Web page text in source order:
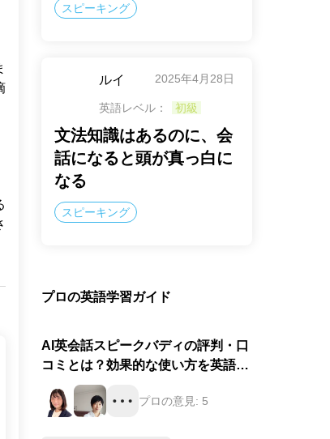
スピーキング
ルイ 2025年4月28日
英語レベル： 初級
文法知識はあるのに、会
話になると頭が真っ白に
なる
スピーキング
プロの英語学習ガイド
AI英会話スピークバディの評判・口
コミとは？効果的な使い方を英語の
プロが徹底評価！
プロの意見: 5